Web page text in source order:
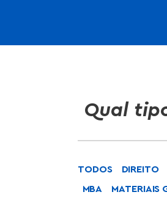
Qual
TODOS DIREITO
MBA
MATERIAIS